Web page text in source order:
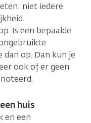
niet iedere
Is een bepaalde
dan op. Dan kun je
ook of er geen
huis
en een